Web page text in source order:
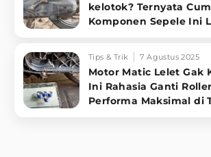
kelotok? Ternyata
Komponen Sepele Ini
Tips & Trik 7 Agustus 2025
Motor Matic Lelet Gak
Ini Rahasia Ganti
Performa Maksimal di